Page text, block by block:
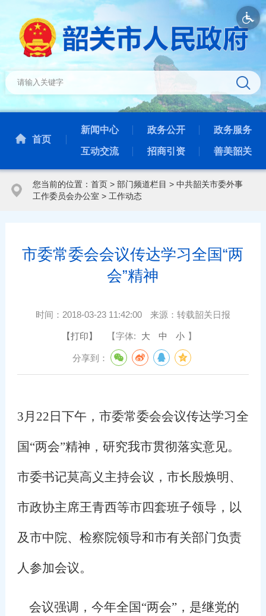
首页
新闻中心 政务公开 政务服务
互动交流 招商引资 善美韶关
您当前的位置： 首页> 部门频道栏目 > 中共韶关市委外事
工作委员会办公室 > 工作动态
市委常委会会议传达学习全国“两
会”精神
时间： 2018-03-23 11:42:00 来源： 转载韶关日报
【打印】 【字体: 大 中 小 】
分享到：
3 月 22 日下午，市委常委会会议传达学习全
国“两会”精神，研究我市贯彻落实意见。
市委书记莫高义主持会议，市长殷焕明、
市政协主席王青西等市四套班子领导，以
及市中院、检察院领导和市有关部门负责
人参加会议。
会议强调，今年全国“两会”，是继党的